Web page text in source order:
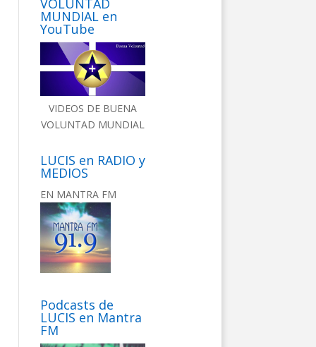
VOLUNTAD
MUNDIAL en
YouTube
VIDEOS DE BUENA
VOLUNTAD MUNDIAL
LUCIS en RADIO y
MEDIOS
EN MANTRA FM
Podcasts de
LUCIS en Mantra
FM